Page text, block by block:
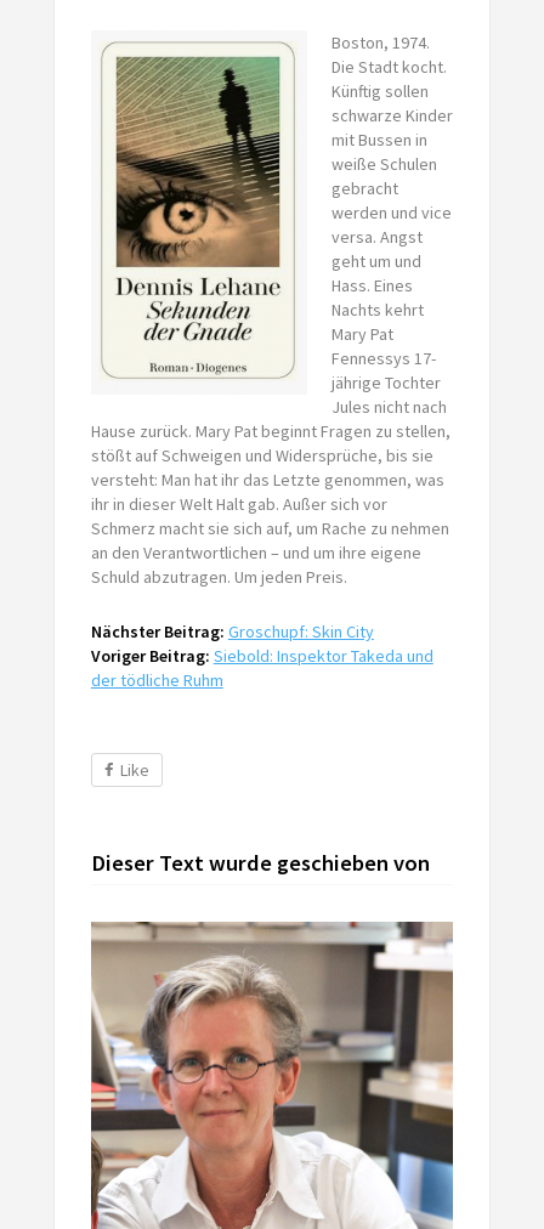
Boston, 1974.
Die Stadt kocht.
Künftig sollen
schwarze Kinder
mit Bussen in
weiße Schulen
gebracht
werden und vice
versa. Angst
geht um und
Hass. Eines
Nachts kehrt
Mary Pat
Fennessys 17-
jährige Tochter
Jules nicht nach
Hause zurück. Mary Pat beginnt Fragen zu stellen,
stößt auf Schweigen und Widersprüche, bis sie
versteht: Man hat ihr das Letzte genommen, was
ihr in dieser Welt Halt gab. Außer sich vor
Schmerz macht sie sich auf, um Rache zu nehmen
an den Verantwortlichen – und um ihre eigene
Schuld abzutragen. Um jeden Preis.
Nächster Beitrag: Groschupf: Skin City
Voriger Beitrag: Siebold: Inspektor Takeda und
der tödliche Ruhm
Like
Dieser Text wurde geschieben von